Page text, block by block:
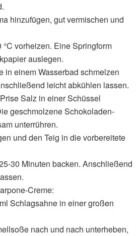
hinzufügen, gut vermischen und
vorheizen. Eine Springform
auslegen.
in einem Wasserbad schmelzen
leicht abkühlen lassen.
Salz in einer Schüssel
geschmolzene Schokoladen-
unterrühren.
und den Teig in die vorbereitete
30 Minuten backen. Anschließend
Creme:
Schlagsahne in einer großen
nach und nach unterheben,